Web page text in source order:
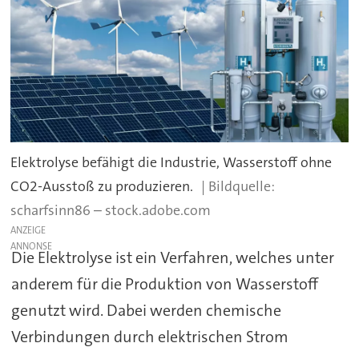
Elektrolyse befähigt die Industrie, Wasserstoff ohne
CO2-Ausstoß zu produzieren.
scharfsinn86 – stock.adobe.com
ANZEIGE
Die Elektrolyse ist ein Verfahren, welches unter
anderem für die Produktion von Wasserstoff
genutzt wird. Dabei werden chemische
Verbindungen durch elektrischen Strom